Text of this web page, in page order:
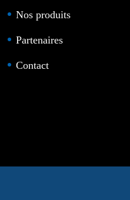
Nos produits
Partenaires
Contact